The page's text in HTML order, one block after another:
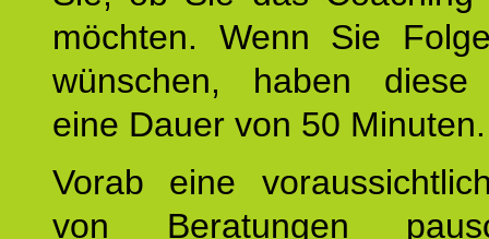
möchten. Wenn Sie
wünschen, haben diese
eine Dauer von 50 Minuten.
Vorab eine
von Beratungen